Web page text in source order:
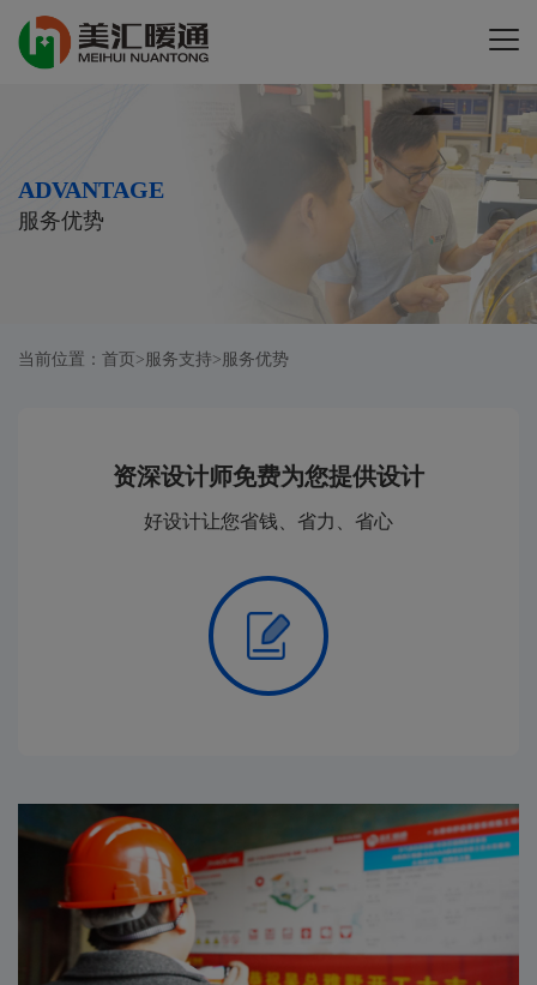
ADVANTAGE
服务优势
当前位置： 首页 > 服务支持> 服务优势
资深设计师免费为您提供设计
好设计让您省钱、省力、省心